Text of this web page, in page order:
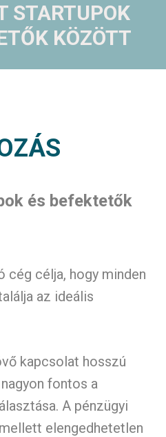
STARTUPOK
KÖZÖTT
és befektetők
cég célja, hogy minden
az ideális
kapcsolat hosszú
fontos a
A pénzügyi
elengedhetetlen